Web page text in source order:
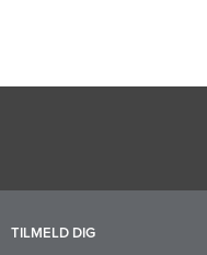
TILMELD DIG